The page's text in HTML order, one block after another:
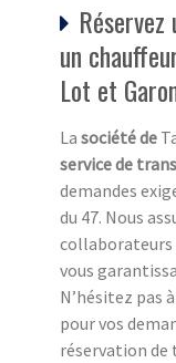
un
Lot et
La société de
service de
demandes
du 47. Nous
collaborateurs
vous
N’hésitez pas
pour vos
réservation de